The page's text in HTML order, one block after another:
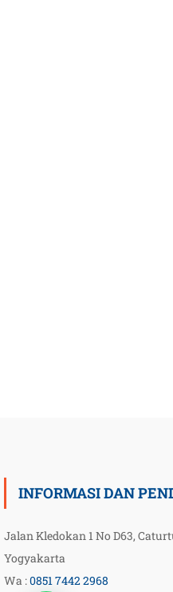
INFORMASI DAN
Jalan Kledokan 1 No D63,
Yogyakarta
Wa :0851 7442 2968